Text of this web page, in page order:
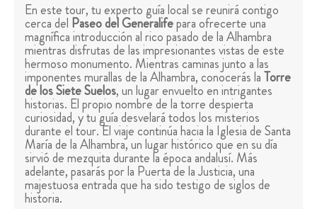
En este tour, tu experto guía local se reunirá contigo
cerca del Paseo del Generalifepara ofrecerte una
magnífica introducción al rico pasado de la Alhambra
mientras disfrutas de las impresionantes vistas de este
hermoso monumento. Mientras caminas junto a las
imponentes murallas de la Alhambra, conocerás laTorre
de los Siete Suelos, un lugar envuelto en intrigantes
historias. El propio nombre de la torre despierta
curiosidad, y tu guía desvelará todos los misterios
durante el tour. El viaje continúa hacia la Iglesia de Santa
María de la Alhambra, un lugar histórico que en su día
sirvió de mezquita durante la época andalusí. Más
adelante, pasarás por la Puerta de la Justicia, una
majestuosa entrada que ha sido testigo de siglos de
historia.